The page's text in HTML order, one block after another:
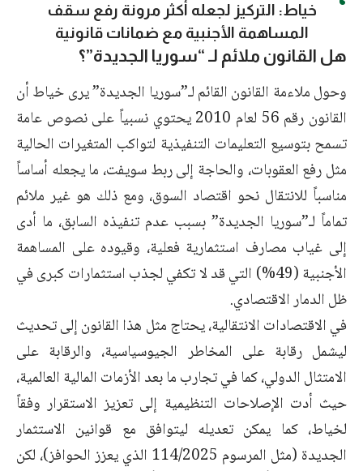
خياط: التركيز لجعله أكثر مرونة رفع سقف
المساهمة الأجنبية مع ضمانات قانونية
هل القانون ملائم لـ “سوريا الجديدة”؟
وحول ملاءمة القانون القائم لـ”سوريا الجديدة” يرى خياط أن
القانون رقم 56 لعام 2010 يحتوي نسبياً على نصوص عامة
تسمح بتوسيع التعليمات التنفيذية لتواكب المتغيرات الحالية
مثل رفع العقوبات، والحاجة إلى ربط سويفت، ما يجعله أساساً
مناسباً للانتقال نحو اقتصاد السوق، ومع ذلك هو غير ملائم
تماماً لـ”سوريا الجديدة” بسبب عدم تنفيذه السابق، ما أدى
إلى غياب مصارف استثمارية فعلية، وقيوده على المساهمة
الأجنبية (49%) التي قد لا تكفي لجذب استثمارات كبرى في
ظل الدمار الاقتصادي.
في الاقتصادات الانتقالية، يحتاج مثل هذا القانون إلى تحديث
ليشمل رقابة على المخاطر الجيوسياسية، والرقابة على
الامتثال الدولي، كما في تجارب ما بعد الأزمات المالية العالمية،
حيث أدت الإصلاحات التنظيمية إلى تعزيز الاستقرار وفقاً
لخياط، كما يمكن تعديله ليتوافق مع قوانين الاستثمار
الجديدة (مثل المرسوم 114/2025 الذي يعزز الحوافز)، لكن